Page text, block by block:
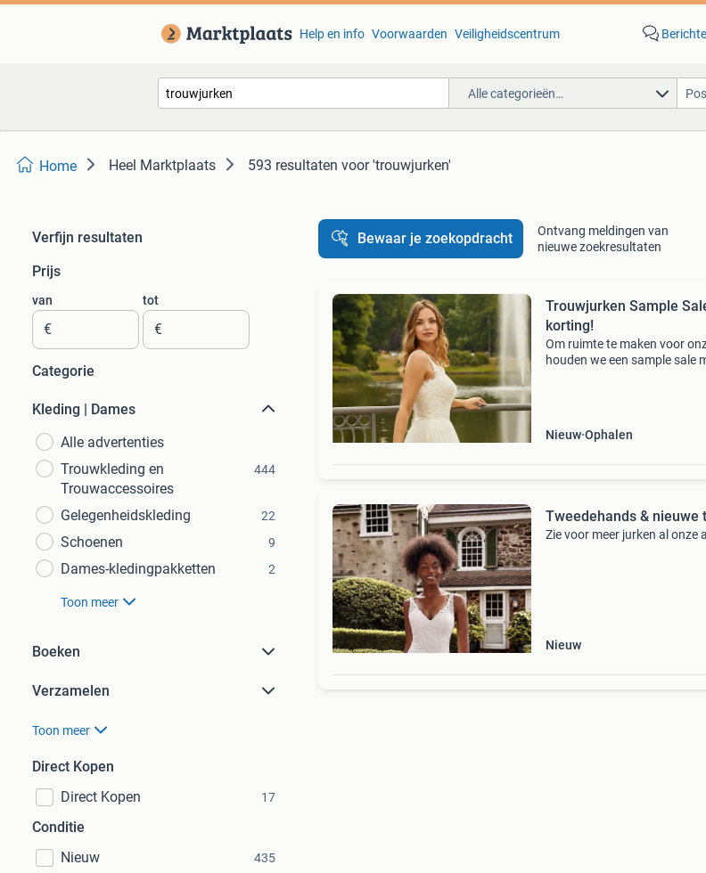
Help en info Voorwaarden Veiligheidscentrum
Alle categorieën…
Home Heel Marktplaats 593 resultaten voor 'trouwjurken'
Verfijn resultaten
Prijs
van
€
tot
€
Categorie
Kleding | Dames
Alle advertenties
Trouwkleding en
Trouwaccessoires
444
Gelegenheidskleding 22
Schoenen 9
Dames-kledingpakketten 2
Toon meer
Boeken
Verzamelen
Toon meer
Direct Kopen
Direct Kopen
17
Conditie
Nieuw
435
Bewaar je zoekopdracht
Ontvang meldingen van
nieuwe zoekresultaten
Trouwjurken Sample
korting!
Om ruimte te maken voor
houden we een sample sale
Nieuw Ophalen
Tweedehands & nieuwe
Zie voor meer jurken al onze
Nieuw